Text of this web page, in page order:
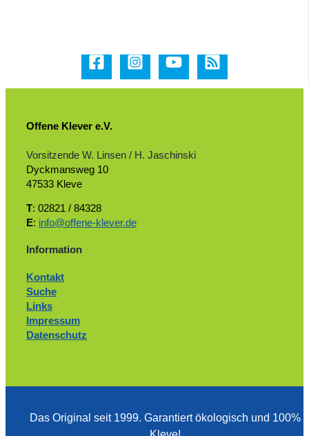
Offene Klever e.V.
Vorsitzende W. Linsen / H. Jaschinski
Dyckmansweg 10
47533 Kleve
T: 02821 / 84328
E: info@offene-klever.de
Information
Kontakt
Suche
Links
Impressum
Datenschutz
Das Original seit 1999. ­Garantiert ökologisch und 100%